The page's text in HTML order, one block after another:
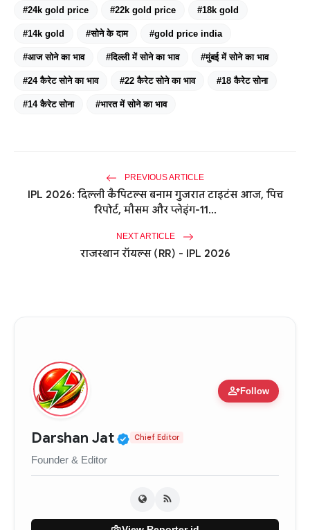
#24k gold price #22k gold price #18k gold
#14k gold #सोने के दाम #gold price india
#आज सोने का भाव #दिल्ली में सोने का भाव #मुंबई में सोने का भाव
#24 कैरेट सोने का भाव #22 कैरेट सोने का भाव #18 कैरेट सोना
#14 कैरेट सोना #भारत में सोने का भाव
PREVIOUS ARTICLE
IPL 2026: दिल्ली कैपिटल्स बनाम गुजरात टाइटंस आज, पिच
रिपोर्ट, मौसम और प्लेइंग-11...
NEXT ARTICLE
राजस्थान रॉयल्स (RR) - IPL 2026
person_addFollow
Darshan Jat Verified Public Figure •
Chief Editor
Founder & Editor